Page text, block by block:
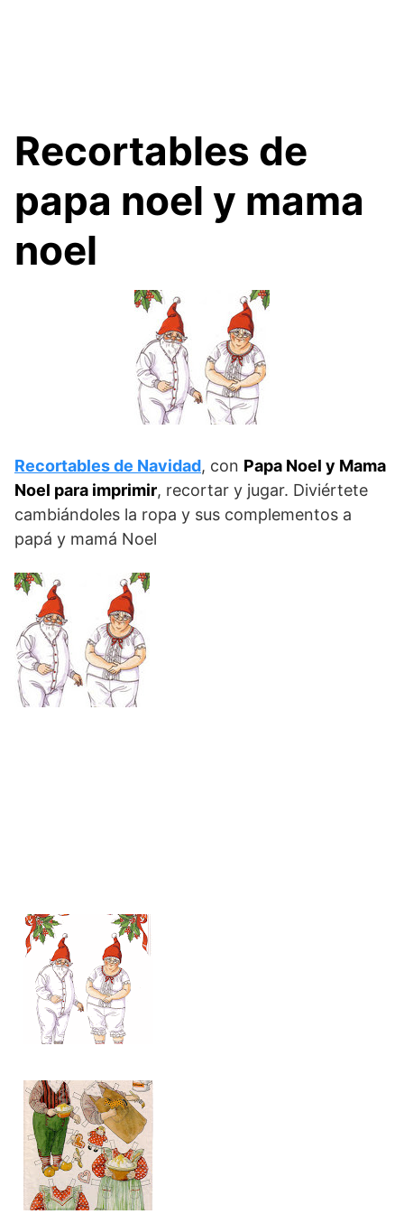
Recortables de
papa noel y mama
noel
Recortables de Navidad, con Papa Noel y Mama
Noel para imprimir, recortar y jugar. Diviértete
cambiándoles la ropa y sus complementos a
papá y mamá Noel